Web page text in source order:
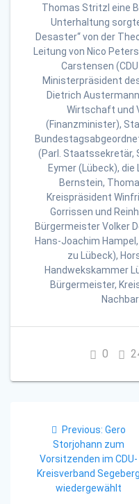
Thomas Stritzl eine
Unterhaltung
Desaster“ von der
Leitung von Nico
Carstensen
Ministerpräsident
Dietrich
Wirtschaft und
(Finanzminister),
(Parl. Staatssekretär,
Eymer (Lübeck),
Bernstein,
Kreispräsident
Gorrissen und
Bürgermeister Volker
Hans-Joachim
zu Lübeck),
Handwekskammer
Bürgermeister,
0
Previous: Previous
post:
Gero
Storjohann zum
Vorsitzenden im CDU-
Kreisverband Segeberg
wiedergewählt